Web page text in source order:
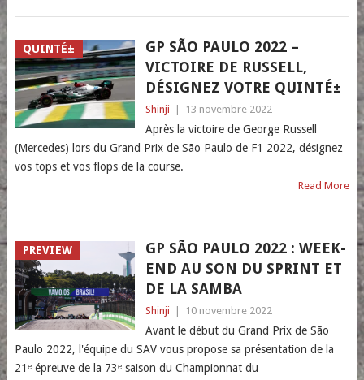
QUINTÉ±
GP SÃO PAULO 2022 –
VICTOIRE DE RUSSELL,
DÉSIGNEZ VOTRE QUINTÉ±
Shinji 13 novembre 2022
Après la victoire de George Russell
(Mercedes) lors du Grand Prix de São Paulo de F1 2022, désignez
vos tops et vos flops de la course.
Read More
PREVIEW
GP SÃO PAULO 2022 : WEEK-
END AU SON DU SPRINT ET
DE LA SAMBA
Shinji 10 novembre 2022
Avant le début du Grand Prix de São
Paulo 2022, l'équipe du SAV vous propose sa présentation de la
21ᵉ épreuve de la 73ᵉ saison du Championnat du